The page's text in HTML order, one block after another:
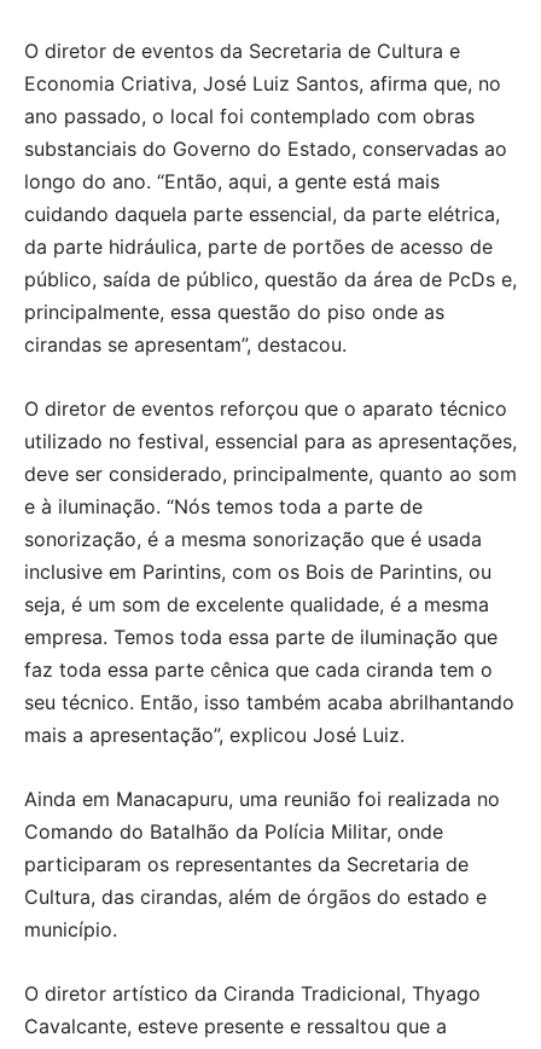
O diretor de eventos da Secretaria de Cultura e
Economia Criativa, José Luiz Santos, afirma que, no
ano passado, o local foi contemplado com obras
substanciais do Governo do Estado, conservadas ao
longo do ano. “Então, aqui, a gente está mais
cuidando daquela parte essencial, da parte elétrica,
da parte hidráulica, parte de portões de acesso de
público, saída de público, questão da área de PcDs e,
principalmente, essa questão do piso onde as
cirandas se apresentam”, destacou.
O diretor de eventos reforçou que o aparato técnico
utilizado no festival, essencial para as apresentações,
deve ser considerado, principalmente, quanto ao som
e à iluminação. “Nós temos toda a parte de
sonorização, é a mesma sonorização que é usada
inclusive em Parintins, com os Bois de Parintins, ou
seja, é um som de excelente qualidade, é a mesma
empresa. Temos toda essa parte de iluminação que
faz toda essa parte cênica que cada ciranda tem o
seu técnico. Então, isso também acaba abrilhantando
mais a apresentação”, explicou José Luiz.
Ainda em Manacapuru, uma reunião foi realizada no
Comando do Batalhão da Polícia Militar, onde
participaram os representantes da Secretaria de
Cultura, das cirandas, além de órgãos do estado e
município.
O diretor artístico da Ciranda Tradicional, Thyago
Cavalcante, esteve presente e ressaltou que a